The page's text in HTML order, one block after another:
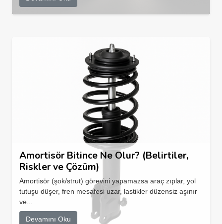
Amortisör Bitince Ne Olur? (Belirtiler,
Riskler ve Çözüm)
Amortisör (şok/strut) görevini yapamazsa araç zıplar, yol
tutuşu düşer, fren mesafesi uzar, lastikler düzensiz aşınır
ve...
Devamını Oku